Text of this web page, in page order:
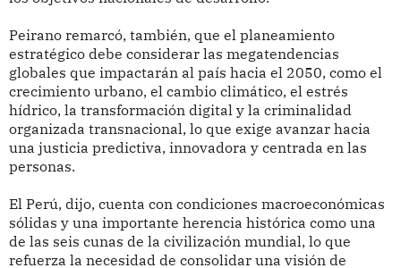
Peirano remarcó, también, que el planeamiento
estratégico debe considerar las megatendencias
globales que impactarán al país hacia el 2050, como el
crecimiento urbano, el cambio climático, el estrés
hídrico, la transformación digital y la criminalidad
organizada transnacional, lo que exige avanzar hacia
una justicia predictiva, innovadora y centrada en las
personas.
El Perú, dijo, cuenta con condiciones macroeconómicas
sólidas y una importante herencia histórica como una
de las seis cunas de la civilización mundial, lo que
refuerza la necesidad de consolidar una visión de